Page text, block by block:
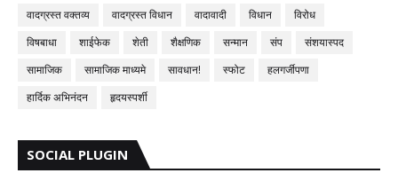
वादग्रस्त वक्तव्य
वादग्रस्त विधान वादावादी विधान
विरोध
विषबाधा
शाईफेक शेती शैक्षणिक सन्मान संप
संशयास्पद
सामाजिक
सामाजिक माध्यमे सावधान! स्फोट
हलगर्जीपणा
हार्दिक अभिनंदन
हृदयस्पर्शी
SOCIAL PLUGIN